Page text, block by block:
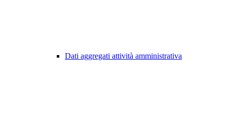
Dati aggregati attività amministrativa